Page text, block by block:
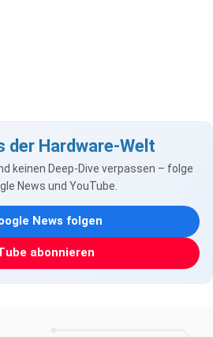
der Hardware-Welt
keinen Deep-Dive verpassen – folge
News und YouTube.
News folgen
abonnieren